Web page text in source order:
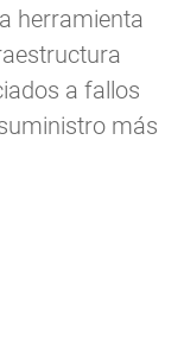
herramienta
a fallos
más